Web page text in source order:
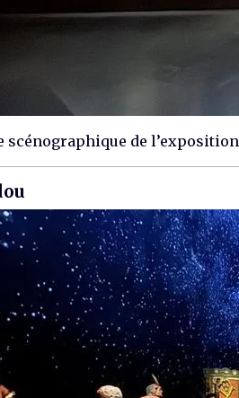
scénographique de